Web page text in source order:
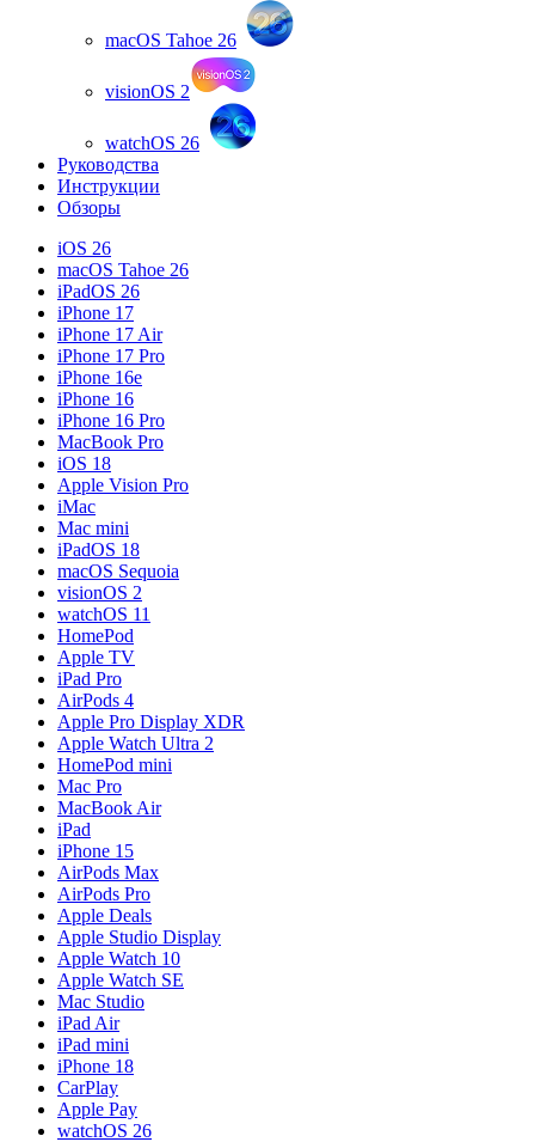
macOS Tahoe 26
visionOS 2
watchOS 26
Руководства
Инструкции
Обзоры
iOS 26
macOS Tahoe 26
iPadOS 26
iPhone 17
iPhone 17 Air
iPhone 17 Pro
iPhone 16e
iPhone 16
iPhone 16 Pro
MacBook Pro
iOS 18
Apple Vision Pro
iMac
Mac mini
iPadOS 18
macOS Sequoia
visionOS 2
watchOS 11
HomePod
Apple TV
iPad Pro
AirPods 4
Apple Pro Display XDR
Apple Watch Ultra 2
HomePod mini
Mac Pro
MacBook Air
iPad
iPhone 15
AirPods Max
AirPods Pro
Apple Deals
Apple Studio Display
Apple Watch 10
Apple Watch SE
Mac Studio
iPad Air
iPad mini
iPhone 18
CarPlay
Apple Pay
watchOS 26